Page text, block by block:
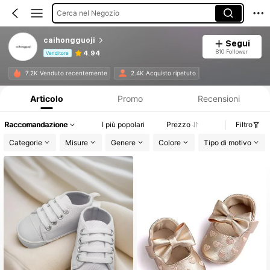
Cerca nel Negozio
caihongguoji
Venditore 4.94
Segui
810 Follower
7.2K Venduto recentemente 2.4K Acquisto ripetuto
Articolo Promo Recensioni
Raccomandazione I più popolari Prezzo
Filtro
Categorie
Misure Genere Colore Tipo di motivo